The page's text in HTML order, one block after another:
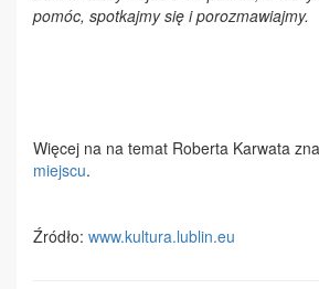
pomóc, spotkajmy się i porozmawiajmy.
Więcej na na temat Roberta Karwata
miejscu.
Źródło: www.kultura.lublin.eu